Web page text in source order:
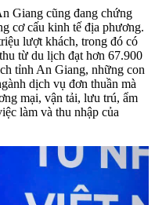
Giang cũng đang chứng
cơ cấu kinh tế địa phương.
lượt khách, trong đó có
từ du lịch đạt hơn 67.900
tỉnh An Giang, những con
dịch vụ đơn thuần mà
mại, vận tải, lưu trú, ẩm
làm và thu nhập của